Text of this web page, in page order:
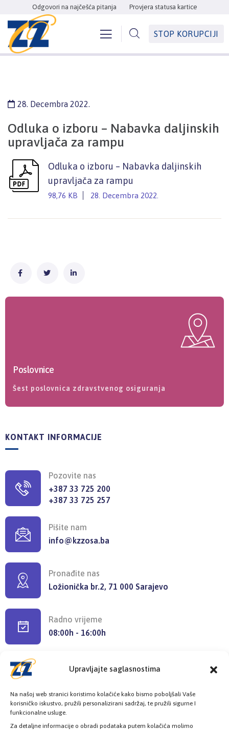
Upravljajte saglasnostima
Na našoj web stranici koristimo kolačiće kako bismo poboljšali Vaše
korisničko iskustvo, pružili personalizirani sadržaj, te pružili sigurne I
funkcionalne usluge.
Za detaljne informacije o obradi podataka putem kolačića molimo
Odgovori na najčešća pitanja Provjera statusa kartice
STOP KORUPCIJI
28. Decembra 2022.
Odluka o izboru – Nabavka daljinskih
upravljača za rampu
Odluka o izboru – Nabavka daljinskih
upravljača za rampu
98,76 KB 28. Decembra 2022.
Poslovnice
Šest poslovnica zdravstvenog osiguranja
KONTAKT INFORMACIJE
Pozovite nas
+387 33 725 200
+387 33 725 257
Pišite nam
info@kzzosa.ba
Pronađite nas
Ložionička br.2, 71 000 Sarajevo
Radno vrijeme
08:00h - 16:00h
Provjerite status vaše elektronske
zdravstvene kartice